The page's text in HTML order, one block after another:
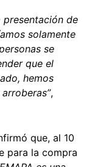
presentación de
solamente
se
que el
hemos
,
que, al 10
para la compra